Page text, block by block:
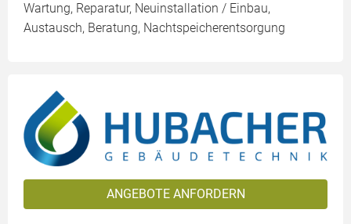
Wartung, Reparatur, Neuinstallation / Einbau,
Austausch, Beratung, Nachtspeicherentsorgung
ANGEBOTE ANFORDERN